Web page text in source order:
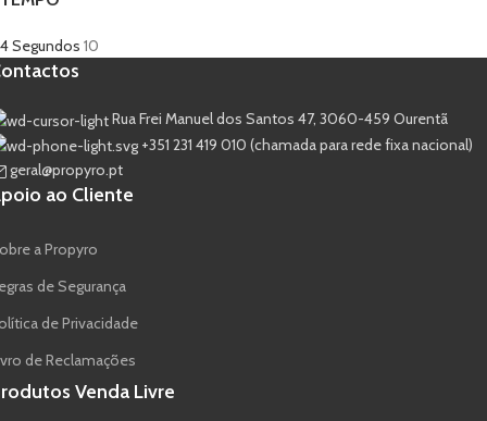
4 Segundos 10
Rua Frei Manuel dos Santos 47, 3060-459 Ourentã​
+351 231 419 010 (chamada para rede fixa nacional)
geral@propyro.pt
ao Cliente
a Propyro
de Segurança
de Privacidade
de Reclamações
Venda Livre